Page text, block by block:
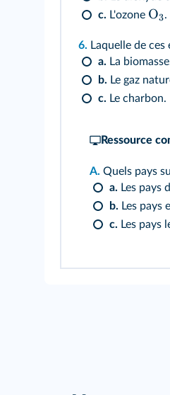
c. L'ozone O3.
6. Laquelle de
a. La
b. Le gaz
c. Le charbon.
Ressource
A. Quels pays
a. Les pays
b. Les pays
c. Les pays